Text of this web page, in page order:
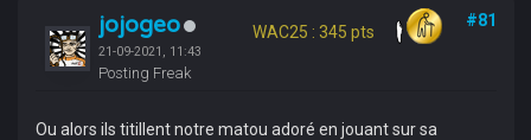
jojogeo
21-09-2021, 11:43
Posting Freak
WAC25 : 345 pts
#81
Ou alors ils titillent notre matou adoré en jouant sur sa